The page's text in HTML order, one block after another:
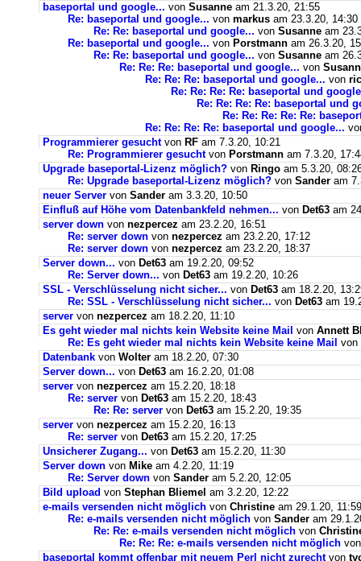
baseportal und google... von Susanne am 21.3.20, 21:55
Re: baseportal und google... von markus am 23.3.20, 14:30
Re: Re: baseportal und google... von Susanne am
Re: baseportal und google... von Porstmann am 26.3.20,
Re: Re: baseportal und google... von Susanne am
Re: Re: Re: baseportal und google... von
Re: Re: Re: baseportal und google... von
Re: Re: Re: Re: baseportal und
Re: Re: Re: Re: baseportal und
Re: Re: Re: Re: Re:
Re: Re: Re: Re: baseportal und google...
Programmierer gesuchtvon RF am 7.3.20, 10:21
Re: Programmierer gesuchtvon Porstmann am 7.3.20,
Upgrade baseportal-Lizenz möglich? von Ringo am 5.3.20,
Re: Upgrade baseportal-Lizenz möglich? von Sander am
neuer Server von Sander am 3.3.20, 10:50
Einfluß auf Höhe vom Datenbankfeld nehmen... von Det63 am
server down von nezpercez am 23.2.20, 16:51
Re: server down von nezpercez am 23.2.20, 17:12
Re: server down von nezpercez am 23.2.20, 18:37
Server down... von Det63 am 19.2.20, 09:52
Re: Server down... von Det63 am 19.2.20, 10:26
SSL - Verschlüsselung nicht sicher... von Det63 am 18.2.20,
Re: SSL - Verschlüsselung nicht sicher... von Det63 am
server von nezpercez am 18.2.20, 11:10
Es geht wieder mal nichts kein Website keine Mail von Annett
Re: Es geht wieder mal nichts kein Website keine Mail von
Datenbank von Wolter am 18.2.20, 07:30
Server down... von Det63 am 16.2.20, 01:08
server von nezpercez am 15.2.20, 18:18
Re: server von Det63 am 15.2.20, 18:43
Re: Re: server von Det63 am 15.2.20, 19:35
server von nezpercez am 15.2.20, 16:13
Re: server von Det63 am 15.2.20, 17:25
Unsicherer Zugang... von Det63 am 15.2.20, 11:30
Server down von Mike am 4.2.20, 11:19
Re: Server down von Sander am 5.2.20, 12:05
Bild upload von Stephan Bliemel am 3.2.20, 12:22
e-mails versenden nicht möglich von Christine am 29.1.20, 11:59
Re: e-mails versenden nicht möglich von Sander am
Re: Re: e-mails versenden nicht möglich von
Re: Re: Re: e-mails versenden nicht möglich
baseportal kommt offenbar mit neuem Perl nicht zurechtvon